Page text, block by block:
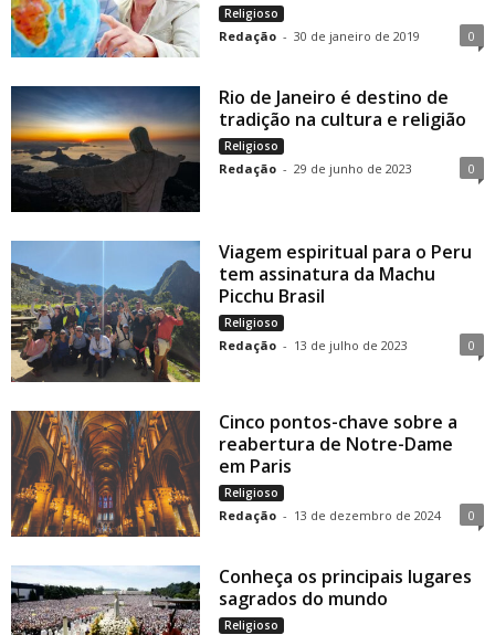
Religioso
Redação - 30 de janeiro de 2019 0
Rio de Janeiro é destino de
tradição na cultura e religião
Religioso
Redação - 29 de junho de 2023 0
Viagem espiritual para o Peru
tem assinatura da Machu
Picchu Brasil
Religioso
Redação - 13 de julho de 2023 0
Cinco pontos-chave sobre a
reabertura de Notre-Dame
em Paris
Religioso
Redação - 13 de dezembro de 2024 0
Conheça os principais lugares
sagrados do mundo
Religioso